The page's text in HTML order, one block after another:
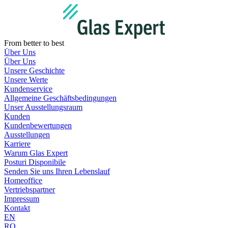
From better to best
Über Uns
Über Uns
Unsere Geschichte
Unsere Werte
Kundenservice
Allgemeine Geschäftsbedingungen
Unser Ausstellungsraum
Kunden
Kundenbewertungen
Ausstellungen
Karriere
Warum Glas Expert
Posturi Disponibile
Senden Sie uns Ihren Lebenslauf
Homeoffice
Vertriebspartner
Impressum
Kontakt
EN
RO